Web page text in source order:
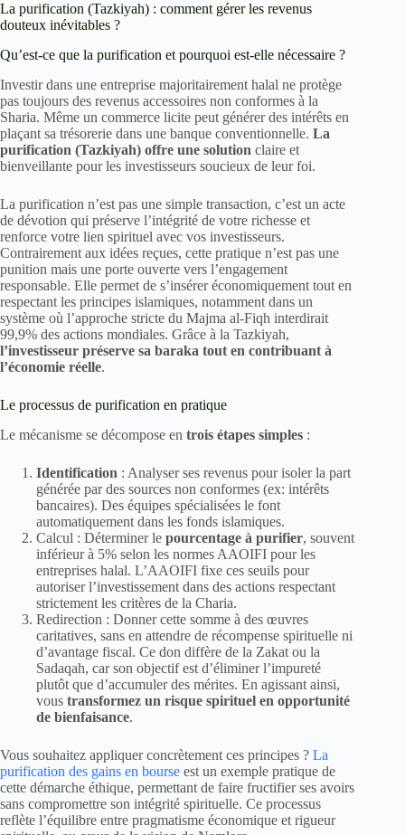
La purification (Tazkiyah) : comment gérer les revenus
douteux inévitables ?
Qu’est-ce que la purification et pourquoi est-elle nécessaire ?
Investir dans une entreprise majoritairement halal ne protège
pas toujours des revenus accessoires non conformes à la
Sharia. Même un commerce licite peut générer des intérêts en
plaçant sa trésorerie dans une banque conventionnelle. La
purification (Tazkiyah) offre une solution claire et
bienveillante pour les investisseurs soucieux de leur foi.
La purification n’est pas une simple transaction, c’est un acte
de dévotion qui préserve l’intégrité de votre richesse et
renforce votre lien spirituel avec vos investisseurs.
Contrairement aux idées reçues, cette pratique n’est pas une
punition mais une porte ouverte vers l’engagement
responsable. Elle permet de s’insérer économiquement tout en
respectant les principes islamiques, notamment dans un
système où l’approche stricte du Majma al-Fiqh interdirait
99,9% des actions mondiales. Grâce à la Tazkiyah,
l’investisseur préserve sa baraka tout en contribuant à
l’économie réelle.
Le processus de purification en pratique
Le mécanisme se décompose en trois étapes simples :
Identification : Analyser ses revenus pour isoler la part
générée par des sources non conformes (ex: intérêts
bancaires). Des équipes spécialisées le font
automatiquement dans les fonds islamiques.
Calcul : Déterminer le pourcentage à purifier, souvent
inférieur à 5% selon les normes AAOIFI pour les
entreprises halal. L’AAOIFI fixe ces seuils pour
autoriser l’investissement dans des actions respectant
strictement les critères de la Charia.
Redirection : Donner cette somme à des œuvres
caritatives, sans en attendre de récompense spirituelle ni
d’avantage fiscal. Ce don diffère de la Zakat ou la
Sadaqah, car son objectif est d’éliminer l’impureté
plutôt que d’accumuler des mérites. En agissant ainsi,
vous transformez un risque spirituel en opportunité
de bienfaisance.
Vous souhaitez appliquer concrètement ces principes ? La
purification des gains en bourse est un exemple pratique de
cette démarche éthique, permettant de faire fructifier ses avoirs
sans compromettre son intégrité spirituelle. Ce processus
reflète l’équilibre entre pragmatisme économique et rigueur